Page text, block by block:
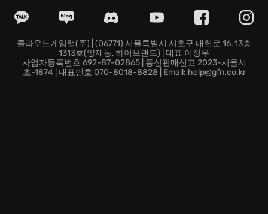
닿는 곳마다, 새로운 희망이 싹틀 것입니다.
클라우드게임랩(주) | (06771) 서울특별시 서초구 매헌로 16, 13층
1313호(양재동, 하이브랜드) | 대표 이정우
사업자등록번호 692-87-02865 | 통신판매신고 2023-서울서
초-1874 | 대표번호 070-8018-8828 | Email: help@gfn.co.kr